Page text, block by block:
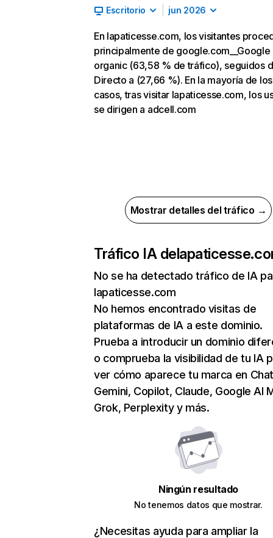
Escritorio jun 2026
En lapaticesse.com, los visitantes
principalmente de google.com__Google
organic (63,58 % de tráfico), seguidos
Directo a (27,66 %). En la mayoría de los
casos, tras visitar lapaticesse.com, los
se dirigen a adcell.com
Mostrar detalles del tráfico →
Tráfico IA de
No se ha detectado tráfico de IA
lapaticesse.com
No hemos encontrado visitas de
plataformas de IA a este dominio.
Prueba a introducir un dominio
o comprueba la visibilidad de tu IA
ver cómo aparece tu marca en
Gemini, Copilot, Claude, Google AI
Grok, Perplexity y más.
Ningún resultado
No tenemos datos que mostrar.
¿Necesitas ayuda para ampliar la